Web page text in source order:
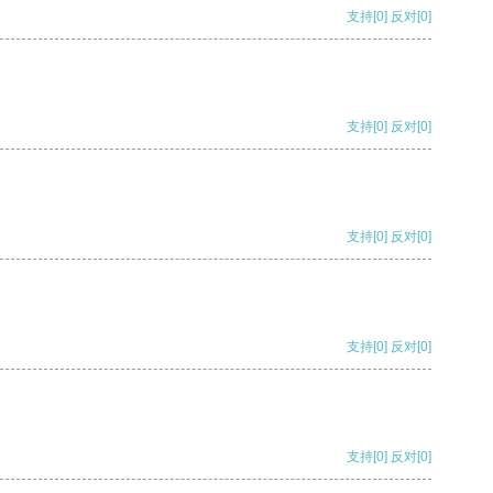
支持[0] 反对[0]
支持[0] 反对[0]
支持[0] 反对[0]
支持[0] 反对[0]
支持[0] 反对[0]